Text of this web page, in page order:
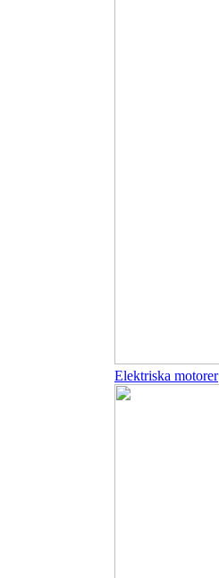
Elektriska motorer